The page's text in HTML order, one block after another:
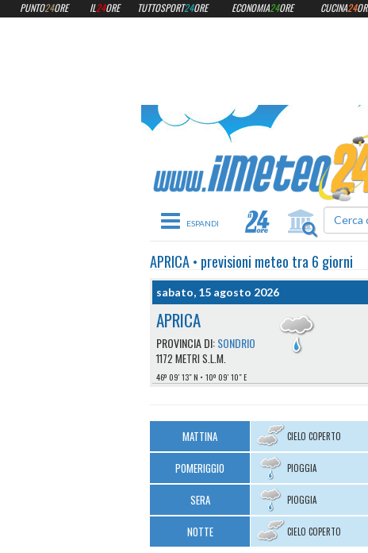
Toggle navigation
APRICA• previsioni meteo tra 6 giorni
sabato, 15 agosto 2026
APRICA
PROVINCIA DI:SONDRIO
1172 METRI S.L.M.
46º 09′ 13″ N 10º 09′ 10″ E
MATTINA CIELO COPERTO
POMERIGGIO PIOGGIA
SERA PIOGGIA
NOTTE CIELO COPERTO
PUNTO24ORE IL24ORE TUTTOSPORT24ORE ECONOMIA24ORE CUCINA24